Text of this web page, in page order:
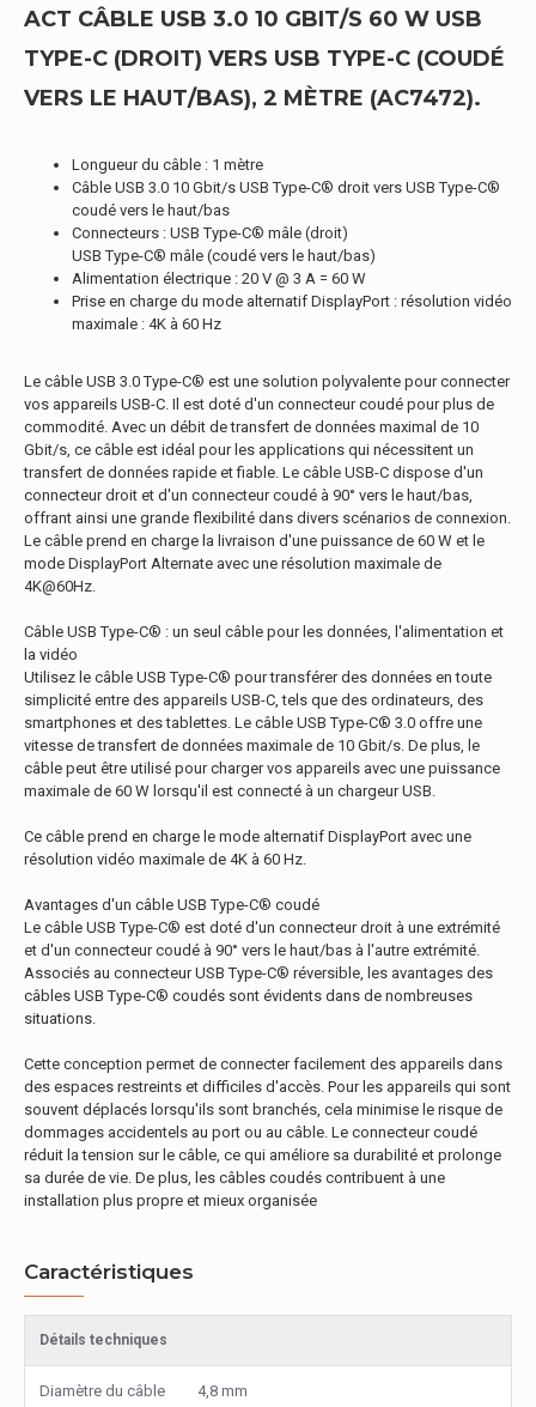
ACT CÂBLE USB 3.0 10 GBIT/S 60 W USB
TYPE-C (DROIT) VERS USB TYPE-C (COUDÉ
VERS LE HAUT/BAS), 2 MÈTRE (AC7472).
Longueur du câble : 1 mètre
Câble USB 3.0 10 Gbit/s USB Type-C® droit vers USB Type-C®
coudé vers le haut/bas
Connecteurs : USB Type-C® mâle (droit)
USB Type-C® mâle (coudé vers le haut/bas)
Alimentation électrique : 20 V @ 3 A = 60 W
Prise en charge du mode alternatif DisplayPort : résolution vidéo
maximale : 4K à 60 Hz
Le câble USB 3.0 Type-C® est une solution polyvalente pour connecter
vos appareils USB-C. Il est doté d'un connecteur coudé pour plus de
commodité. Avec un débit de transfert de données maximal de 10
Gbit/s, ce câble est idéal pour les applications qui nécessitent un
transfert de données rapide et fiable. Le câble USB-C dispose d'un
connecteur droit et d'un connecteur coudé à 90° vers le haut/bas,
offrant ainsi une grande flexibilité dans divers scénarios de connexion.
Le câble prend en charge la livraison d'une puissance de 60 W et le
mode DisplayPort Alternate avec une résolution maximale de
4K@60Hz.
Câble USB Type-C® : un seul câble pour les données, l'alimentation et
la vidéo
Utilisez le câble USB Type-C® pour transférer des données en toute
simplicité entre des appareils USB-C, tels que des ordinateurs, des
smartphones et des tablettes. Le câble USB Type-C® 3.0 offre une
vitesse de transfert de données maximale de 10 Gbit/s. De plus, le
câble peut être utilisé pour charger vos appareils avec une puissance
maximale de 60 W lorsqu'il est connecté à un chargeur USB.
Ce câble prend en charge le mode alternatif DisplayPort avec une
résolution vidéo maximale de 4K à 60 Hz.
Avantages d'un câble USB Type-C® coudé
Le câble USB Type-C® est doté d'un connecteur droit à une extrémité
et d'un connecteur coudé à 90° vers le haut/bas à l'autre extrémité.
Associés au connecteur USB Type-C® réversible, les avantages des
câbles USB Type-C® coudés sont évidents dans de nombreuses
situations.
Cette conception permet de connecter facilement des appareils dans
des espaces restreints et difficiles d'accès. Pour les appareils qui sont
souvent déplacés lorsqu'ils sont branchés, cela minimise le risque de
dommages accidentels au port ou au câble. Le connecteur coudé
réduit la tension sur le câble, ce qui améliore sa durabilité et prolonge
sa durée de vie. De plus, les câbles coudés contribuent à une
installation plus propre et mieux organisée
Caractéristiques
Détails techniques
Diamètre du câble 4,8 mm